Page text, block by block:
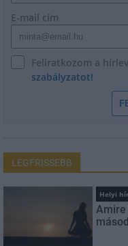
E-mail cím
Feliratkozom a
szabályzatot!
LEGFRISSEBB
Helyi